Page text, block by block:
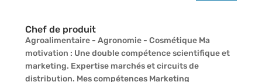
Chef de produit
Agroalimentaire - Agronomie - Cosmétique Ma
motivation : Une double compétence scientifique et
marketing. Expertise marchés et circuits de
distribution. Mes compétences Marketing